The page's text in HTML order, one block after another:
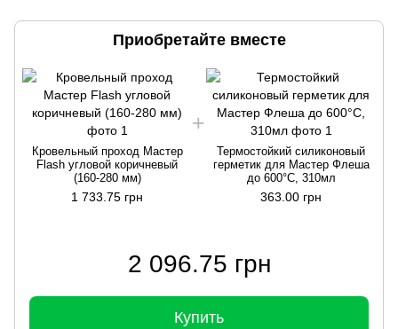
Приобретайте вместе
Кровельный проход Мастер
Flash угловой коричневый
(160-280 мм)
1 733.75 грн
Термостойкий силиконовый
герметик для Мастер Флеша
до 600°С, 310мл
363.00 грн
2 096.75 грн
Купить